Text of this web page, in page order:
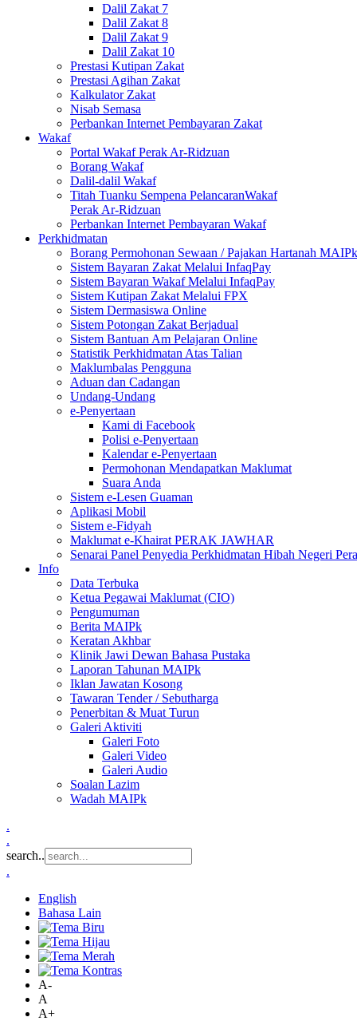
Dalil Zakat 7
Dalil Zakat 8
Dalil Zakat 9
Dalil Zakat 10
Prestasi Kutipan Zakat
Prestasi Agihan Zakat
Kalkulator Zakat
Nisab Semasa
Perbankan Internet Pembayaran Zakat
Wakaf
Portal Wakaf Perak Ar-Ridzuan
Borang Wakaf
Dalil-dalil Wakaf
Titah Tuanku Sempena PelancaranWakaf
Perak Ar-Ridzuan
Perbankan Internet Pembayaran Wakaf
Perkhidmatan
Borang Permohonan Sewaan / Pajakan Hartanah MAIPk
Sistem Bayaran Zakat Melalui InfaqPay
Sistem Bayaran Wakaf Melalui InfaqPay
Sistem Kutipan Zakat Melalui FPX
Sistem Dermasiswa Online
Sistem Potongan Zakat Berjadual
Sistem Bantuan Am Pelajaran Online
Statistik Perkhidmatan Atas Talian
Maklumbalas Pengguna
Aduan dan Cadangan
Undang-Undang
e-Penyertaan
Kami di Facebook
Polisi e-Penyertaan
Kalendar e-Penyertaan
Permohonan Mendapatkan Maklumat
Suara Anda
Sistem e-Lesen Guaman
Aplikasi Mobil
Sistem e-Fidyah
Maklumat e-Khairat PERAK JAWHAR
Senarai Panel Penyedia Perkhidmatan Hibah Negeri
Info
Data Terbuka
Ketua Pegawai Maklumat (CIO)
Pengumuman
Berita MAIPk
Keratan Akhbar
Klinik Jawi Dewan Bahasa Pustaka
Laporan Tahunan MAIPk
Iklan Jawatan Kosong
Tawaran Tender / Sebutharga
Penerbitan & Muat Turun
Galeri Aktiviti
Galeri Foto
Galeri Video
Galeri Audio
Soalan Lazim
Wadah MAIPk
.
.
search..
.
English
Bahasa Lain
A-
A
A+